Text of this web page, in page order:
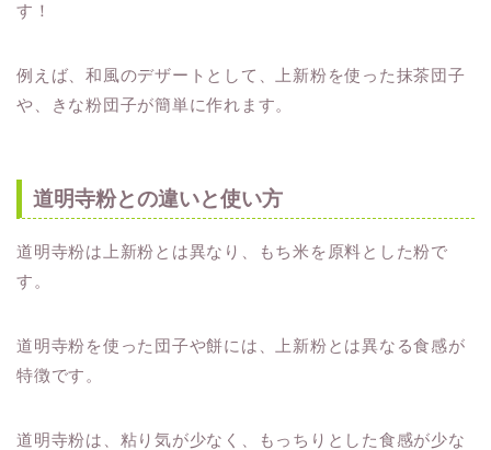
す！
例えば、和風のデザートとして、上新粉を使った抹茶団子
や、きな粉団子が簡単に作れます。
道明寺粉との違いと使い方
道明寺粉は上新粉とは異なり、もち米を原料とした粉で
す。
道明寺粉を使った団子や餅には、上新粉とは異なる食感が
特徴です。
道明寺粉は、粘り気が少なく、もっちりとした食感が少な